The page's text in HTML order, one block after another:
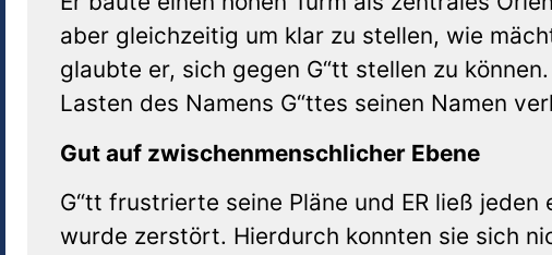
aber gleichzeitig um klar zu stellen, wie
glaubte er, sich gegen G“tt stellen zu
Lasten des Namens G“ttes seinen Namen
Gut auf zwischenmenschlicher Ebene
G“tt frustrierte seine Pläne und ER ließ
wurde zerstört. Hierdurch konnten sie sich